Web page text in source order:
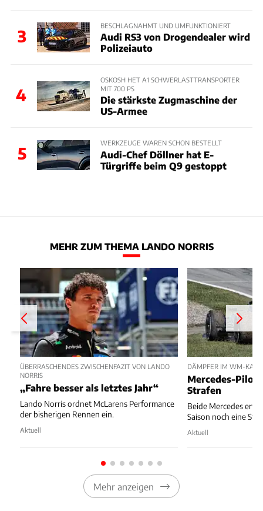
3
BESCHLAGNAHMT UND UMFUNKTIONIERT
Audi RS3 von Drogendealer wird
Polizeiauto
4
OSKOSH HET A1 SCHWERLASTTRANSPORTER
MIT 700 PS
Die stärkste Zugmaschine der
US-Armee
5
WERKZEUGE WAREN SCHON BESTELLT
Audi-Chef Döllner hat E-
Türgriffe beim Q9 gestoppt
MEHR ZUM THEMA LANDO NORRIS
ÜBERRASCHENDES ZWISCHENFAZIT VON LANDO
NORRIS
„Fahre besser als letztes Jahr“
Lando Norris ordnet McLarens Performance
der bisherigen Rennen ein.
Aktuell
DÄMPFER IM WM-
Mercedes-
Strafen
Beide Mercedes
Saison noch eine
Aktuell
Mehr anzeigen